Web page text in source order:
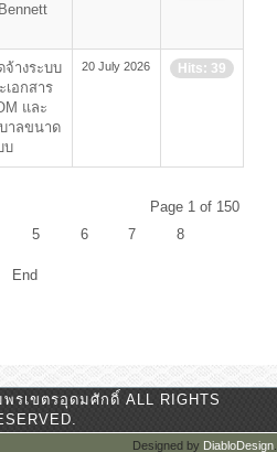
างระบบ
อกสาร
และ
าลขนาด
บ
20 July 2026 Hits: 39
Page 1 of 150
5 6 7 8
End
รเขตรอุดมศักดิ์ ALL RIGHTS
Designed by DiabloDesign